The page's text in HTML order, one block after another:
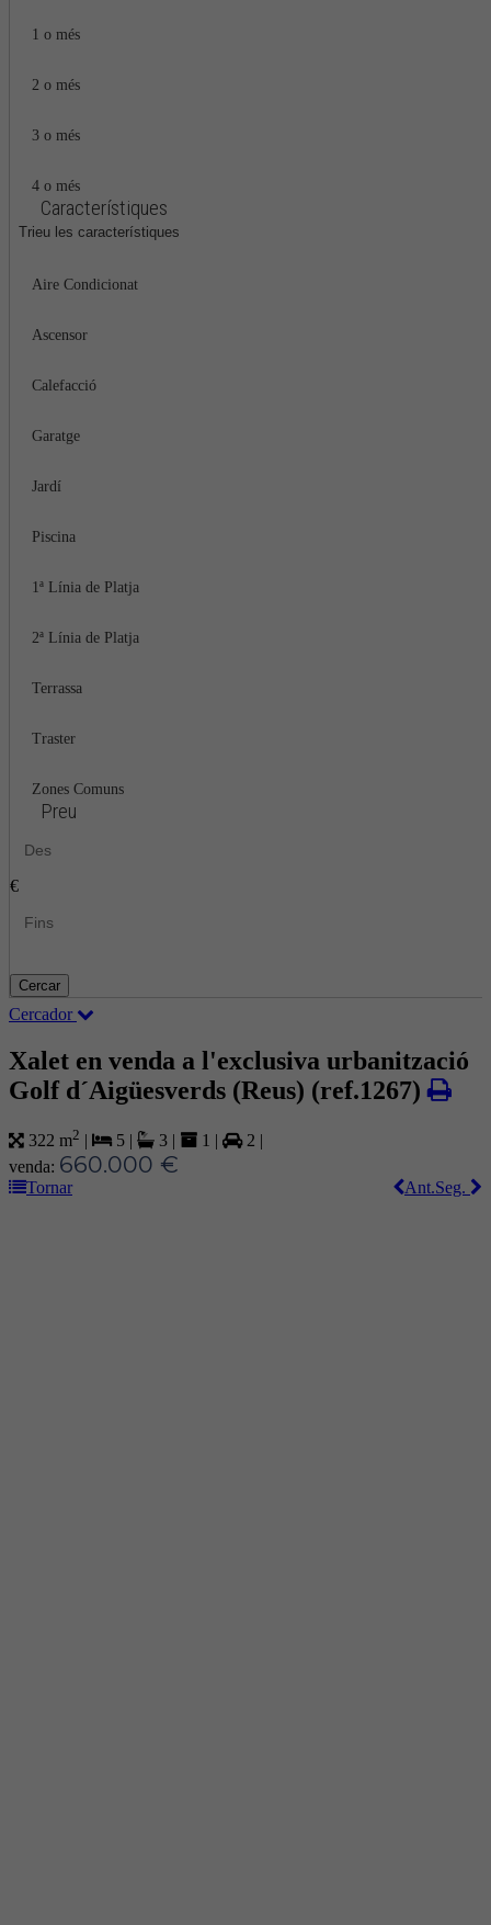
1 o més
2 o més
3 o més
4 o més
Característiques
Trieu les característiques
Aire Condicionat
Ascensor
Calefacció
Garatge
Jardí
Piscina
1ª Línia de Platja
2ª Línia de Platja
Terrassa
Traster
Zones Comuns
Preu
€
Cercar
Cercador
Xalet en venda a l'exclusiva urbanització
Golf d´Aigüesverds (Reus) (ref.1267)
322 m2 | 5 | 3 | 1 | 2 |
venda: 660.000 €
Tornar Seg.
Ant.